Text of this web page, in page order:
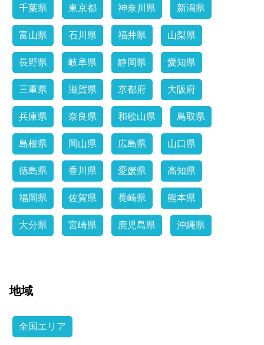
千葉県 東京都 神奈川県 新潟県
富山県 石川県 福井県 山梨県
長野県 岐阜県 静岡県 愛知県
三重県 滋賀県 京都府 大阪府
兵庫県 奈良県 和歌山県 鳥取県
島根県 岡山県 広島県 山口県
徳島県 香川県 愛媛県 高知県
福岡県 佐賀県 長崎県 熊本県
大分県 宮崎県 鹿児島県 沖縄県
地域
全国エリア